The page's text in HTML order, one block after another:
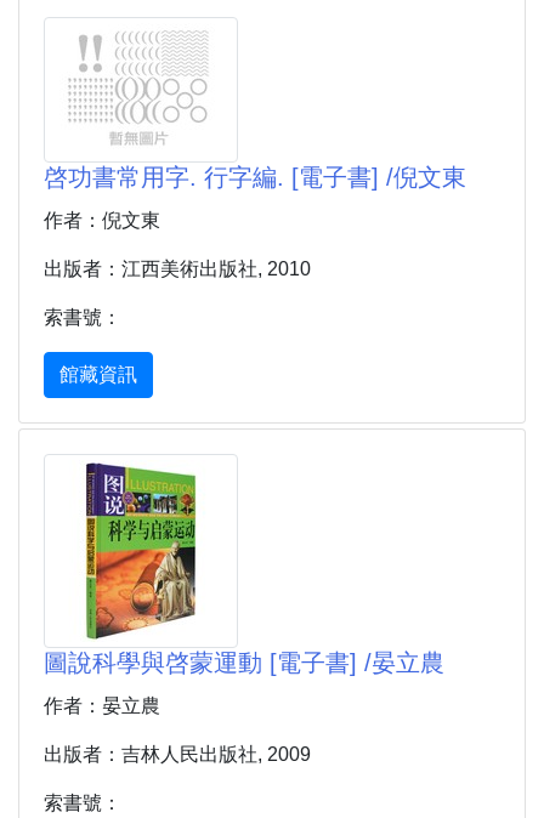
啓功書常用字. 行字編. [電子書] /倪文東
作者：倪文東
出版者：江西美術出版社, 2010
索書號：
館藏資訊
圖說科學與啓蒙運動 [電子書] /晏立農
作者：晏立農
出版者：吉林人民出版社, 2009
索書號：